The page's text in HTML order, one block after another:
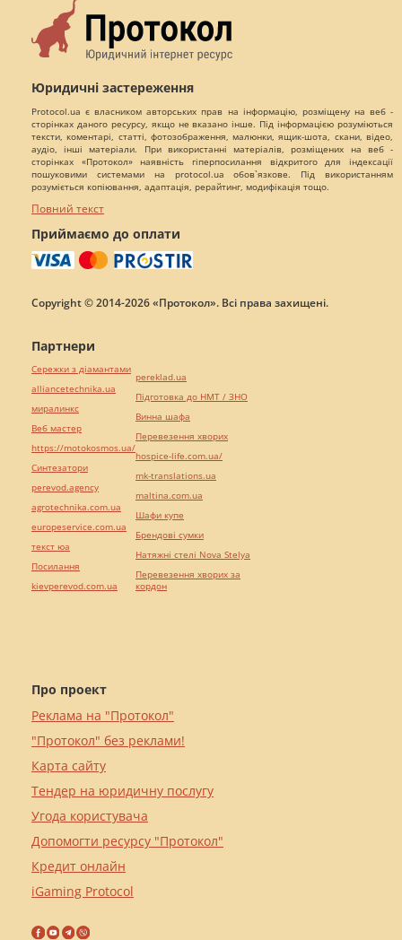
Юридичні застереження
Protocol.ua є власником авторських прав на інформацію, розміщену на веб -
сторінках даного ресурсу, якщо не вказано інше. Під інформацією розуміються
тексти, коментарі, статті, фотозображення, малюнки, ящик-шота, скани, відео,
аудіо, інші матеріали. При використанні матеріалів, розміщених на веб -
сторінках «Протокол» наявність гіперпосилання відкритого для індексації
пошуковими системами на protocol.ua обов`язкове. Під використанням
розуміється копіювання, адаптація, рерайтинг, модифікація тощо.
Повний текст
Приймаємо до оплати
Copyright © 2014-2026 «Протокол». Всі права захищені.
Про проект
Реклама на "Протокол"
"Протокол" без реклами!
Карта сайту
Тендер на юридичну послугу
Угода користувача
Допомогти ресурсу "Протокол"
Кредит онлайн
iGaming Protocol
Партнери
Сережки з діамантами
alliancetechnika.ua
миралинкс
Веб мастер
https://motokosmos.ua/
Синтезатори
perevod.agency
agrotechnika.com.ua
europeservice.com.ua
текст юа
Посилання
kievperevod.com.ua
pereklad.ua
Підготовка до НМТ / ЗНО
Винна шафа
Перевезення хворих
hospice-life.com.ua/
mk-translations.ua
maltina.com.ua
Шафи купе
Брендові сумки
Натяжні стелі Nova Stelya
Перевезення хворих за
кордон